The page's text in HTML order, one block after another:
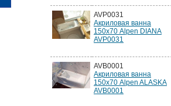
AVP0031
Акриловая ванна
150х70 Alpen DIANA
AVP0031
AVB0001
Акриловая ванна
150х70 Alpen ALASKA
AVB0001